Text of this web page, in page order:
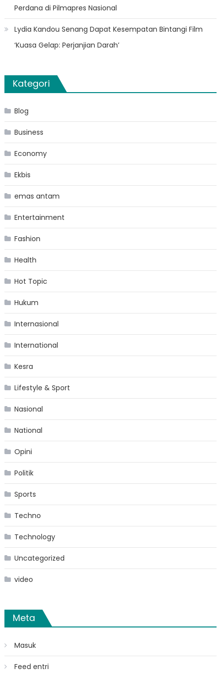
Perdana di Pilmapres Nasional
Lydia Kandou Senang Dapat Kesempatan Bintangi Film
‘Kuasa Gelap: Perjanjian Darah’
Kategori
Blog
Business
Economy
Ekbis
emas antam
Entertainment
Fashion
Health
Hot Topic
Hukum
Internasional
International
Kesra
Lifestyle & Sport
Nasional
National
Opini
Politik
Sports
Techno
Technology
Uncategorized
video
Meta
Masuk
Feed entri